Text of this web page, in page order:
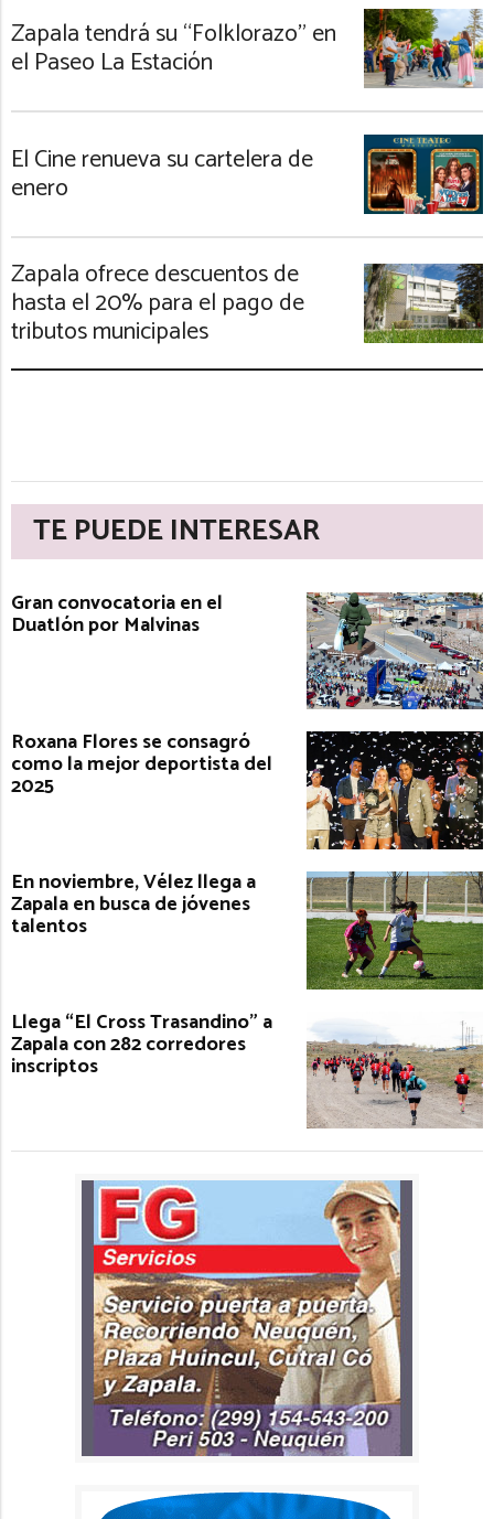
Zapala tendrá su “Folklorazo” en
el Paseo La Estación
El Cine renueva su cartelera de
enero
Zapala ofrece descuentos de
hasta el 20% para el pago de
tributos municipales
TE PUEDE INTERESAR
Gran convocatoria en el
Duatlón por Malvinas
Roxana Flores se consagró
como la mejor deportista del
2025
En noviembre, Vélez llega a
Zapala en busca de jóvenes
talentos
Llega “El Cross Trasandino” a
Zapala con 282 corredores
inscriptos